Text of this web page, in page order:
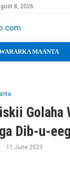
8, 2026
MAANTA
Golaha
Dib-u-
11 June 2023